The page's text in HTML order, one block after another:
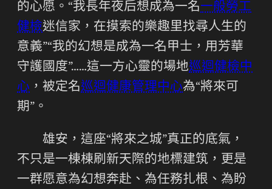
的心愿。“我長年夜后想成為一名一般勞工
健檢迷信家，在摸索的樂趣里找尋人生的
意義”“我的幻想是成為一名甲士，用芳華
守護國度”……這一方心靈的場地巡迴健檢中
心 ，被定名巡迴健康管理中心為“將來可
期”。
雄安，這座“將來之城”真正的底氣，
不只是一棟棟刷新天際的地標建筑，更是
一群愿意為幻想奔赴、為任務扎根、為盼